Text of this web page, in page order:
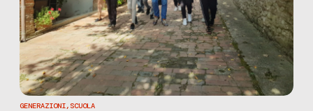
GENERAZIONI, SCUOLA